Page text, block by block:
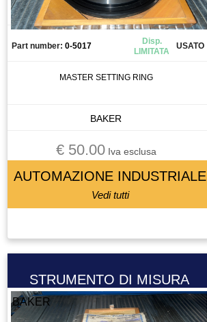
Part number: 0-5017
Disp.
LIMITATA
USATO
MASTER SETTING RING
BAKER
€ 50.00Iva esclusa
AUTOMAZIONE INDUSTRIALE
Vedi tutti
STRUMENTO DI MISURA
BAKER